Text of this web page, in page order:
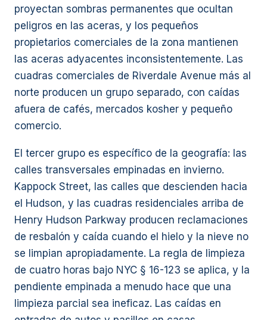
proyectan sombras permanentes que ocultan
peligros en las aceras, y los pequeños
propietarios comerciales de la zona mantienen
las aceras adyacentes inconsistentemente. Las
cuadras comerciales de Riverdale Avenue más al
norte producen un grupo separado, con caídas
afuera de cafés, mercados kosher y pequeño
comercio.
El tercer grupo es específico de la geografía: las
calles transversales empinadas en invierno.
Kappock Street, las calles que descienden hacia
el Hudson, y las cuadras residenciales arriba de
Henry Hudson Parkway producen reclamaciones
de resbalón y caída cuando el hielo y la nieve no
se limpian apropiadamente. La regla de limpieza
de cuatro horas bajo NYC § 16-123 se aplica, y la
pendiente empinada a menudo hace que una
limpieza parcial sea ineficaz. Las caídas en